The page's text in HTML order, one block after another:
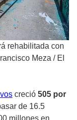
rehabilitada con
Meza / El
creció 505 por
de 16.5
millones en